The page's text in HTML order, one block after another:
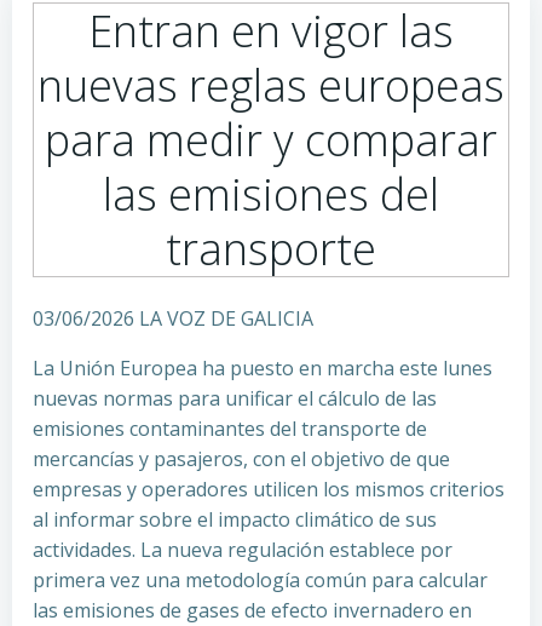
Entran en vigor las
nuevas reglas europeas
para medir y comparar
las emisiones del
transporte
03/06/2026 LA VOZ DE GALICIA
La Unión Europea ha puesto en marcha este lunes
nuevas normas para unificar el cálculo de las
emisiones contaminantes del transporte de
mercancías y pasajeros, con el objetivo de que
empresas y operadores utilicen los mismos criterios
al informar sobre el impacto climático de sus
actividades. La nueva regulación establece por
primera vez una metodología común para calcular
las emisiones de gases de efecto invernadero en